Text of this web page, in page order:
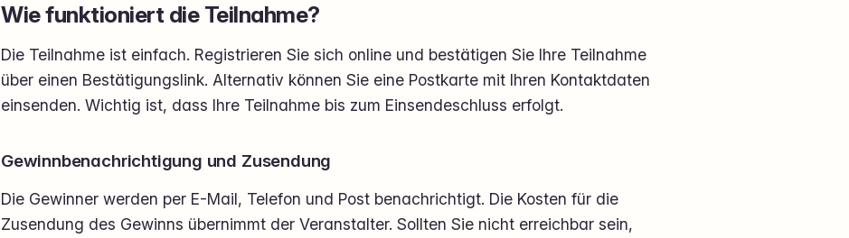
Wie funktioniert die Teilnahme?
Die Teilnahme ist einfach. Registrieren Sie sich online und bestätigen Sie Ihre Teilnahme
über einen Bestätigungslink. Alternativ können Sie eine Postkarte mit Ihren Kontaktdaten
einsenden. Wichtig ist, dass Ihre Teilnahme bis zum Einsendeschluss erfolgt.
Gewinnbenachrichtigung und Zusendung
Die Gewinner werden per E-Mail, Telefon und Post benachrichtigt. Die Kosten für die
Zusendung des Gewinns übernimmt der Veranstalter. Sollten Sie nicht erreichbar sein,